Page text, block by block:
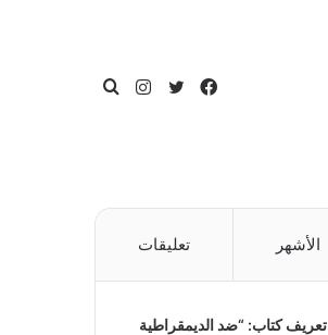
بحث
انستقرامتويتر
فيسبوك
الأشهر تعليقات
تعريف كتاب: “ضد الديمقراطية